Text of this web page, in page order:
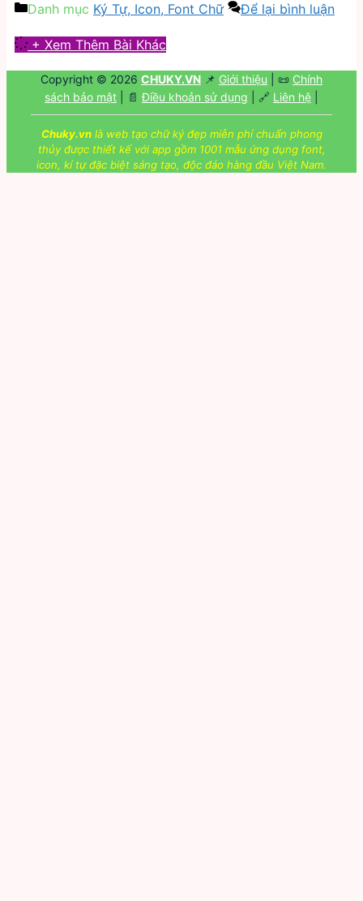
Danh mục Ký Tự, Icon, Font Chữ Để lại bình luận
+ Xem Thêm Bài Khác
Copyright © 2026 CHUKY.VN 📌 Giới thiệu | 📜 Chính
sách bảo mật | 📄Điều khoản sử dụng | 🔗 Liên hệ
Chuky.vnlà web tạo chữ ký đẹp miễn phí chuẩn phong
thủy được thiết kế với app gồm 1001 mẫu ứng dụng font,
icon, kí tự đặc biệt sáng tạo, độc đáo hàng đầu Việt Nam.